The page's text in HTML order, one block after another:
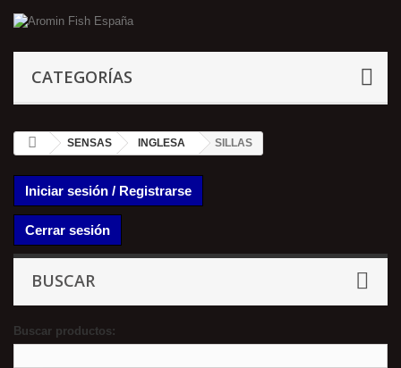
CATEGORÍAS
SENSAS INGLESA SILLAS
Iniciar sesión / Registrarse
Cerrar sesión
BUSCAR
Buscar productos: